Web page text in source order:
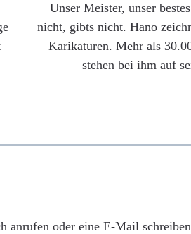
Unser Meister, unser
nicht, gibts nicht. Hano
Karikaturen. Mehr als
stehen bei ihm auf
anrufen oder eine E-Mail